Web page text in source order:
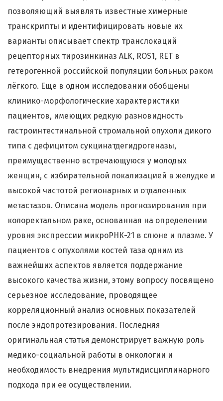
позволяющий выявлять известные химерные
транскрипты и идентифицировать новые их
варианты описывает спектр транслокаций
рецепторных тирозинкиназ ALK, ROS1, RET в
гетерогенной российской популяции больных раком
лёгкого. Еще в одном исследовании обобщены
клинико-морфологические характеристики
пациентов, имеющих редкую разновидность
гастроинтестинальной стромальной опухоли дикого
типа с дефицитом сукцинатдегидрогеназы,
преимущественно встречающуюся у молодых
женщин, с избирательной локализацией в желудке и
высокой частотой регионарных и отдаленных
метастазов. Описана модель прогнозирования при
колоректальном раке, основанная на определении
уровня экспрессии микроРНК-21 в слюне и плазме. У
пациентов с опухолями костей таза одним из
важнейших аспектов является поддержание
высокого качества жизни, этому вопросу посвящено
серьезное исследование, проводящее
корреляционный анализ основных показателей
после эндопротезирования. Последняя
оригинальная статья демонстрирует важную роль
медико-социальной работы в онкологии и
необходимость внедрения мультидисциплинарного
подхода при ее осуществлении.